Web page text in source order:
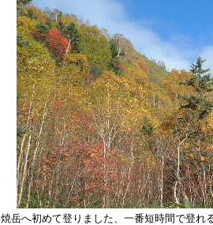
焼岳へ初めて登りました、一番短時間で登れ